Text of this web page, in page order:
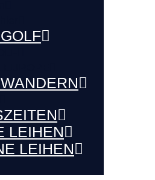
LEIHEN
LEIHEN